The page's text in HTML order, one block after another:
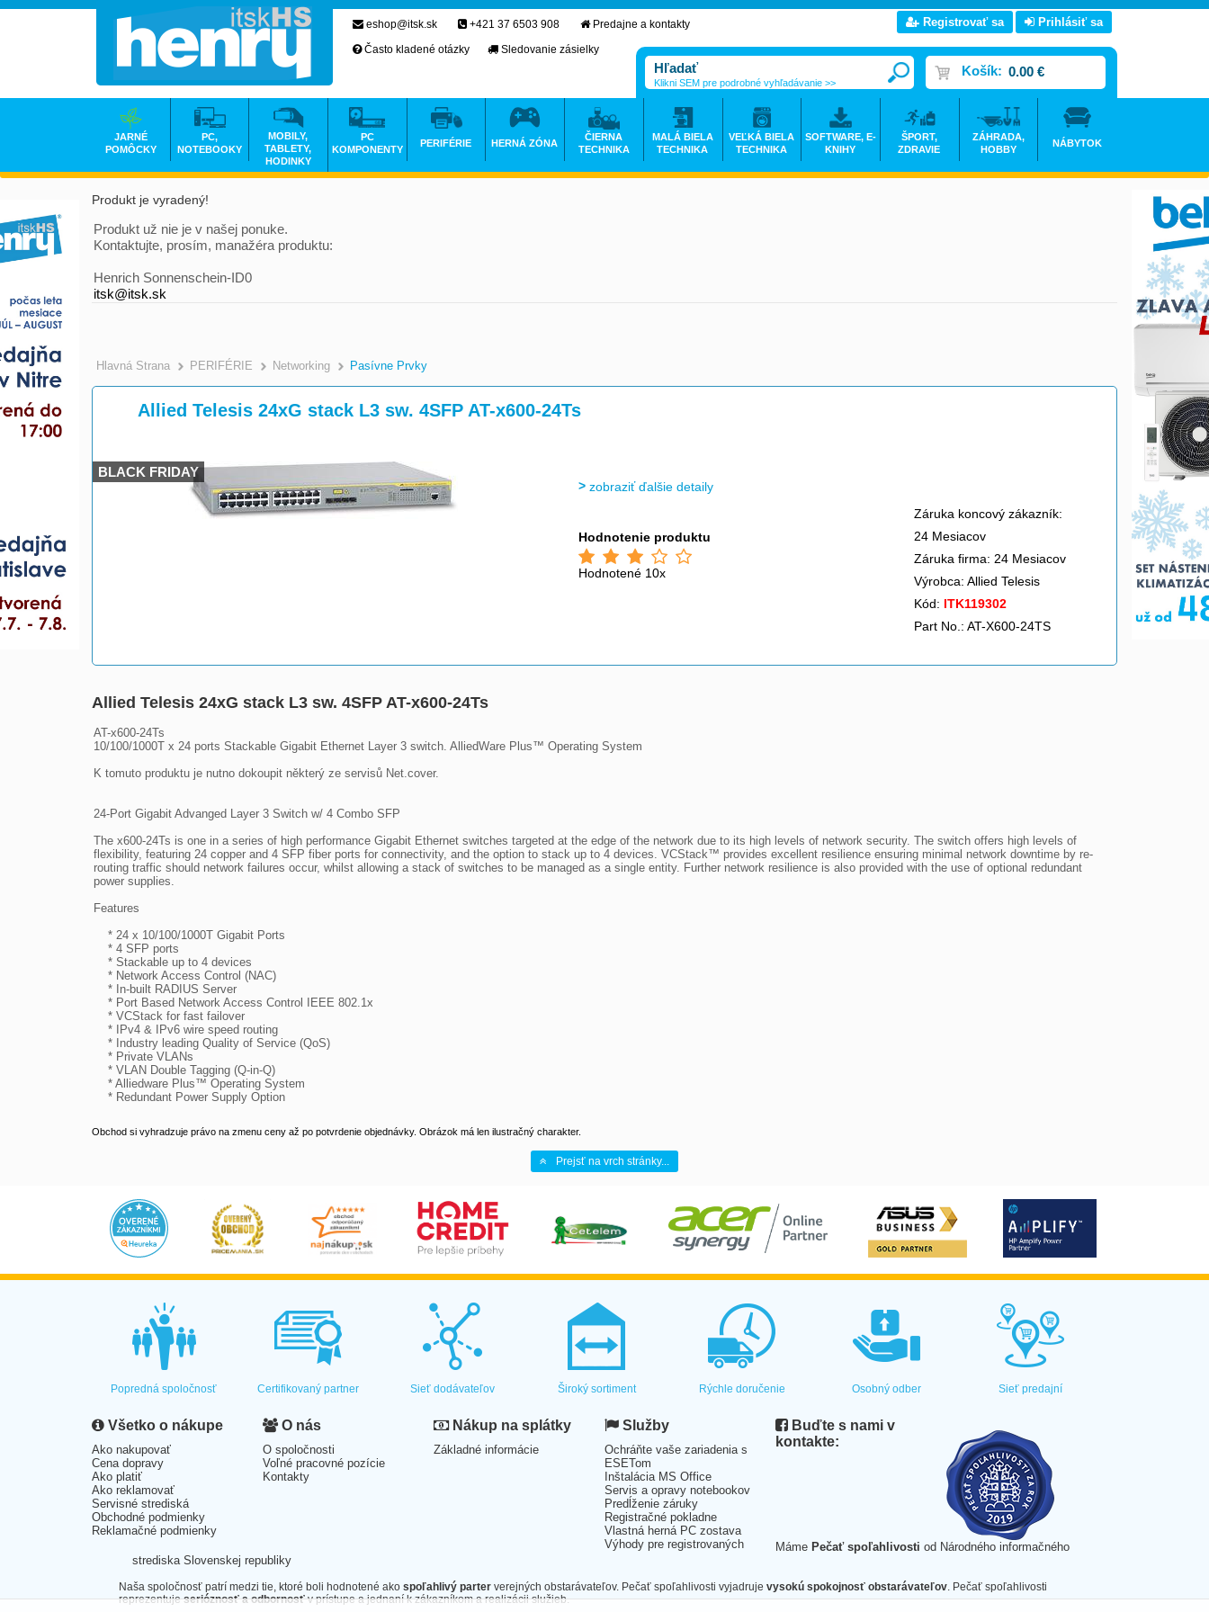
Produkt je vyradený!
Produkt už nie je v našej ponuke.
Kontaktujte, prosím, manažéra produktu:
Henrich Sonnenschein-ID0
itsk@itsk.sk
Hlavná Strana >
PERIFÉRIE >
Networking >
Pasívne Prvky
Allied Telesis 24xG stack L3 sw. 4SFP AT-x600-24Ts
BLACK FRIDAY
zobraziť ďalšie detaily
Hodnotenie produktu
Hodnotené 10x
Záruka koncový zákazník:
24 Mesiacov
Záruka firma: 24 Mesiacov
Výrobca: Allied Telesis
Kód: ITK119302
Part No.: AT-X600-24TS
Allied Telesis 24xG stack L3 sw. 4SFP AT-x600-24Ts
AT-x600-24Ts
10/100/1000T x 24 ports Stackable Gigabit Ethernet Layer 3 switch. AlliedWare Plus™ Operating System
K tomuto produktu je nutno dokoupit některý ze servisů Net.cover.
24-Port Gigabit Advanged Layer 3 Switch w/ 4 Combo SFP
The x600-24Ts is one in a series of high performance Gigabit Ethernet switches targeted at the edge of the network due to its high levels of network security. The switch offers high levels of
flexibility, featuring 24 copper and 4 SFP fiber ports for connectivity, and the option to stack up to 4 devices. VCStack™ provides excellent resilience ensuring minimal network downtime by re-
routing traffic should network failures occur, whilst allowing a stack of switches to be managed as a single entity. Further network resilience is also provided with the use of optional redundant
power supplies.
Features
    * Redundant Power Supply Option
Obchod si vyhradzuje právo na zmenu ceny až po potvrdenie objednávky. Obrázok má len ilustračný charakter.
Prejsť na vrch stránky...
eshop@itsk.sk +421 37 6503 908
Predajne a kontakty
Často kladené otázky
Sledovanie zásielky
Registrovať sa Prihlásiť sa
Košík: 0.00 €
Klikni SEM pre podrobné vyhľadávanie >>
JARNÉ
POMÔCKY
PC,
NOTEBOOKY
MOBILY,
TABLETY,
HODINKY
PC
KOMPONENTY
PERIFÉRIE HERNÁ ZÓNA
ČIERNA
TECHNIKA
MALÁ BIELA
TECHNIKA
VEĽKÁ BIELA
TECHNIKA
SOFTWARE, E-
KNIHY
ŠPORT,
ZDRAVIE
ZÁHRADA,
HOBBY
NÁBYTOK
Popredná spoločnosť Certifikovaný partner Sieť dodávateľov Široký sortiment Rýchle doručenie Osobný odber Sieť predajní
Všetko o nákupe
Ako nakupovať
Cena dopravy
Ako platiť
Ako reklamovať
Servisné strediská
Obchodné podmienky
Reklamačné podmienky
O nás
O spoločnosti
Voľné pracovné pozície
Kontakty
Nákup na splátky
Základné informácie
Služby
Ochráňte vaše zariadenia s
ESETom
Inštalácia MS Office
Servis a opravy notebookov
Predĺženie záruky
Registračné pokladne
Vlastná herná PC zostava
Výhody pre registrovaných
Buďte s nami v
kontakte:
Máme Pečať spoľahlivosti od Národného informačného
strediska Slovenskej republiky
Naša spoločnosť patrí medzi tie, ktoré boli hodnotené ako spoľahlivý parter verejných obstarávateľov. Pečať spoľahlivosti vyjadruje vysokú spokojnosť obstarávateľov. Pečať spoľahlivosti
reprezentujeserióznosť a odbornosťv prístupe a jednaní k zákazníkom a realizácii služieb.